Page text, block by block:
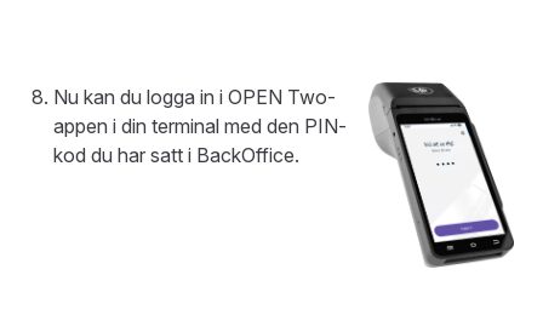
Nu kan du logga in i OPEN Two-
appen i din terminal med den PIN-
kod du har satt i BackOffice.